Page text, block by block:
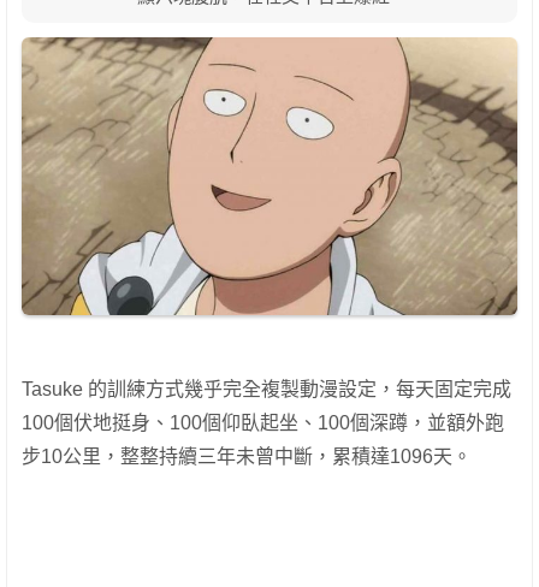
Tasuke 的訓練方式幾乎完全複製動漫設定，每天固定完成
100個伏地挺身、100個仰臥起坐、100個深蹲，並額外跑
步10公里，整整持續三年未曾中斷，累積達1096天。